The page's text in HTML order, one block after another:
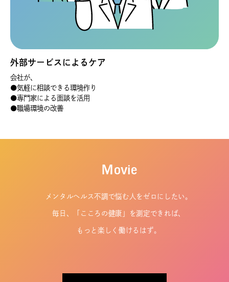
外部サービスによるケア
会社が、
●気軽に相談できる環境作り
●専門家による面談を活用
●職場環境の改善
Ｍovie
メンタルヘルス不調で悩む人をゼロにしたい。
毎日、「こころの健康」を測定できれば、
もっと楽しく働けるはず。